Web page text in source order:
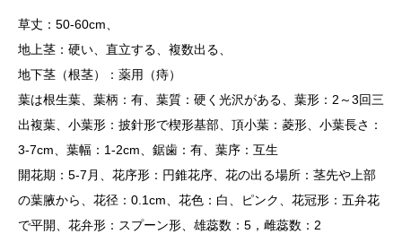
草丈：50-60cm、
地上茎：硬い、直立する、複数出る、
地下茎（根茎）：薬用（痔）
葉は根生葉、葉柄：有、葉質：硬く光沢がある、葉形：2～3回三
出複葉、小葉形：披針形で楔形基部、頂小葉：菱形、小葉長さ：
3-7cm、葉幅：1-2cm、鋸歯：有、葉序：互生
開花期：5-7月、花序形：円錐花序、花の出る場所：茎先や上部
の葉腋から、花径：0.1cm、花色：白、ピンク、花冠形：五弁花
で平開、花弁形：スプーン形、雄蕊数：5，雌蕊数：2